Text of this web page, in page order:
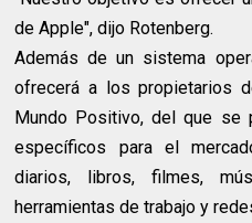
de Apple", dijo Rotenberg.
Además de un sistema
ofrecerá a los propietarios
Mundo Positivo, del que se
específicos para el
diarios, libros, filmes,
herramientas de trabajo y